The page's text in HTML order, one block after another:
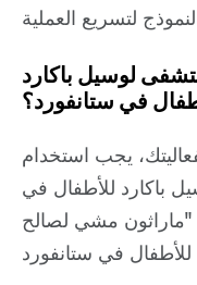
لوسيل باكارد
يجب استخدام
باكارد للأطفال في
"ماراثون مشي لصالح